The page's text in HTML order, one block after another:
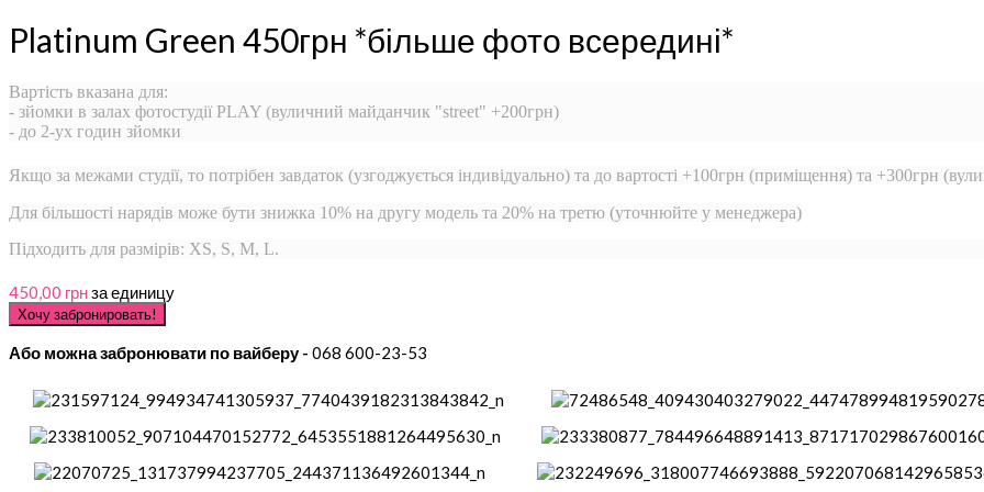
Platinum Green 450грн *більше фото всередині*
Вартість вказана для:
- зйомки в залах фотостудії PLAY (вуличний майданчик "street" +200грн)
- до 2-ух годин зйомки
Якщо за межами студії, то потрібен завдаток (узгоджується індивідуально) та до вартості +100грн (приміщення) та +300грн
Для більшості нарядів може бути знижка 10% на другу модель та 20% на третю (уточнюйте у менеджера)
Підходить для размірів: XS, S, M, L.
450,00 грнза единицу
Або можна забронювати по вайберу - 068 600-23-53